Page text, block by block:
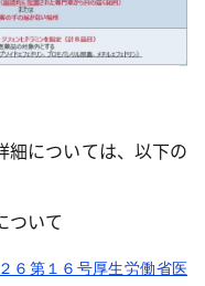
細については、以下の
ついて
６第１６号厚生労働省医